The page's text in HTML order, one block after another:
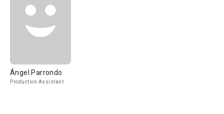
Ángel Parrondo
Production Assistant